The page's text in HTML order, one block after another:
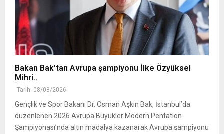
Bakan Bak’tan Avrupa şampiyonu İlke Özyüksel
Mihri..
Tarih: 08/08/2026
Gençlik ve Spor Bakanı Dr. Osman Aşkın Bak, İstanbul’da
düzenlenen 2026 Avrupa Büyükler Modern Pentatlon
Şampiyonası’nda altın madalya kazanarak Avrupa şampiyonu